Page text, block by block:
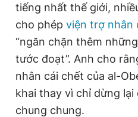
tiếng nhất thế giới,
cho phép viện trợ nhân
“ngăn chặn thêm
tước đoạt”. Anh cho
nhân cái chết của al-
khai thay vì chỉ dừng
chung chung.